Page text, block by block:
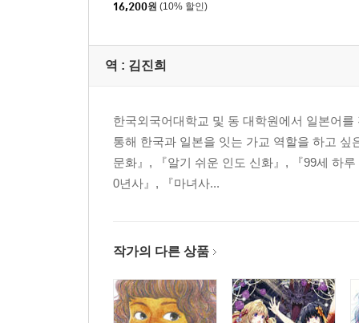
16,200원 (10% 할인)
역 : 김진희
한국외국어대학교 및 동 대학원에서 일본어
통해 한국과 일본을 잇는 가교 역할을 하고
문화』, 『알기 쉬운 인도 신화』, 『99세 하
0년사』, 『마녀사...
작가의 다른 상품